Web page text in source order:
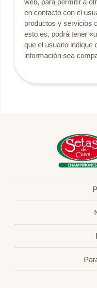
web, para permitir a
en contacto con el
productos y servicios
esto es, podrá tener
que el usuario indique
información sea